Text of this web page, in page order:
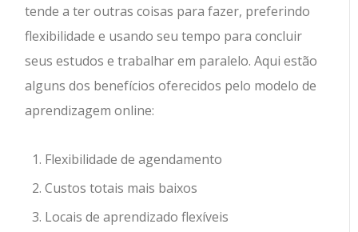
tende a ter outras coisas para fazer, preferindo
flexibilidade e usando seu tempo para concluir
seus estudos e trabalhar em paralelo. Aqui estão
alguns dos benefícios oferecidos pelo modelo de
aprendizagem online:
Flexibilidade de agendamento
Custos totais mais baixos
Locais de aprendizado flexíveis